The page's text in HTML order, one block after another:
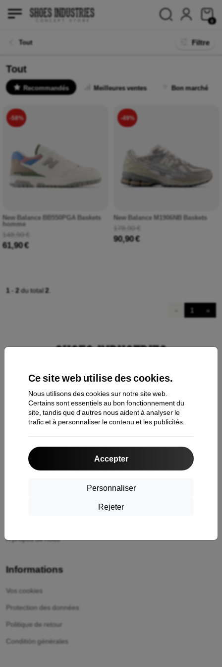
Ce site web utilise des cookies.
Nous utilisons des cookies sur notre site web.
Certains sont essentiels au bon fonctionnement du
site, tandis que d'autres nous aident à analyser le
trafic et à personnaliser le contenu et les publicités.
Accepter
Personnaliser
Rejeter
0
Tout Filtre
Tout
Recommandés Meilleures ventes Bon marché
-58%
New Balance BB550PGA Baskets
homme
148,90 €
61,90 €
-49%
New Balance M1906NB Baskets
178,90 €
90,90 €
1 - 2du total2
1 »
Contacts
Expédition et paiement
Cashback
À propos de nous
Informations
Vos cookies
Protection des données
Politique de retour
Conditión générales